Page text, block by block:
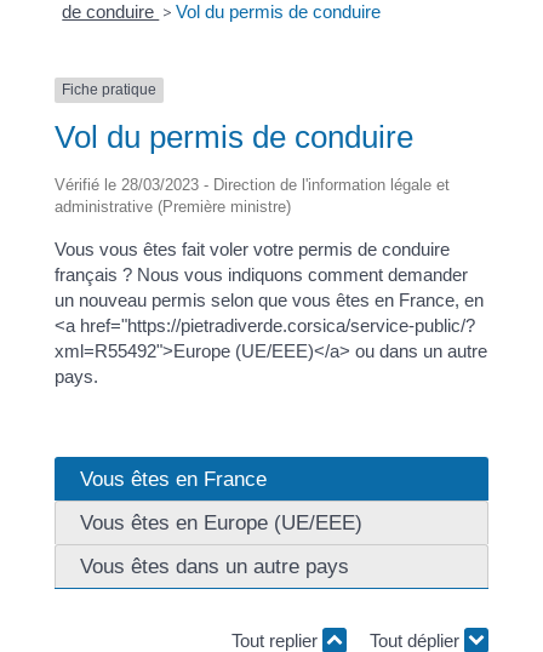
de conduire > Vol du permis de conduire
Fiche pratique
Vol du permis de conduire
Vérifié le 28/03/2023 - Direction de l'information légale et
administrative (Première ministre)
Vous vous êtes fait voler votre permis de conduire
français ? Nous vous indiquons comment demander
un nouveau permis selon que vous êtes en France, en
<a href="https://pietradiverde.corsica/service-public/?
xml=R55492">Europe (UE/EEE)</a> ou dans un autre
pays.
Vous êtes en France
Vous êtes en Europe (UE/EEE)
Vous êtes dans un autre pays
Tout replier Tout déplier